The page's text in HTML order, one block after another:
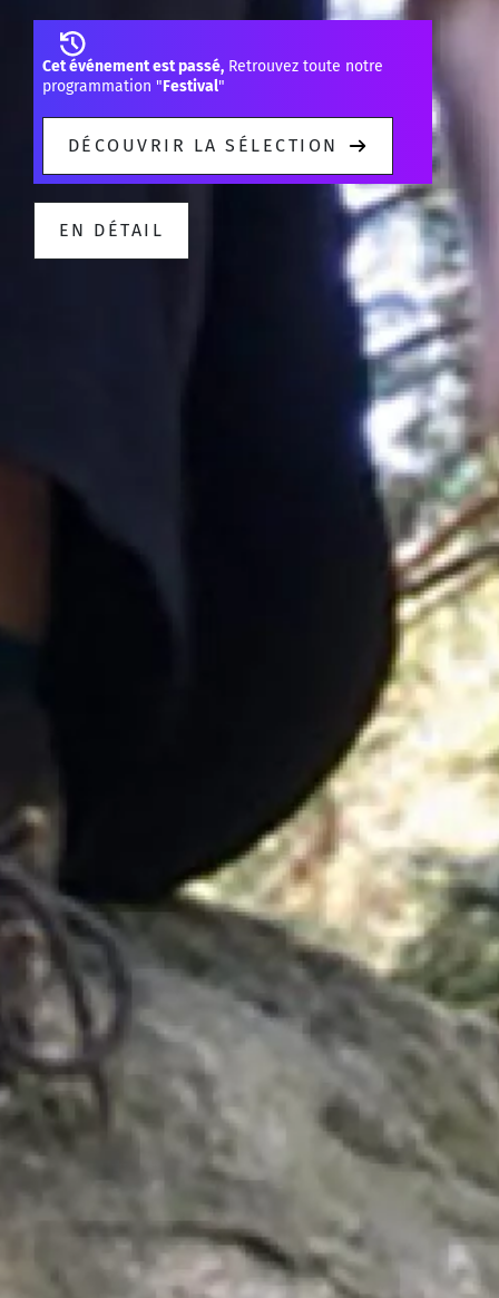
Cet événement est passé, Retrouvez toute notre
programmation "Festival"
DÉCOUVRIR LA SÉLECTION
EN DÉTAIL